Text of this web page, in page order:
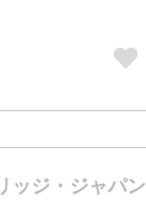
ッジ・ジャパン